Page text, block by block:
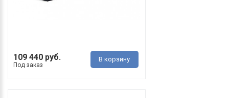
109 440 руб.
Под заказ
В корзину